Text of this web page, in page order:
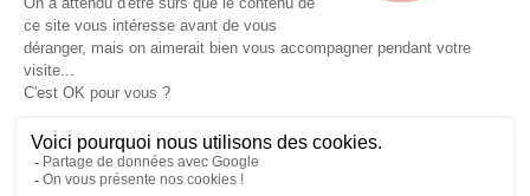
INFORMATIONS
NOS PARTENAIRES
HORAIRES D'OUVERTURE